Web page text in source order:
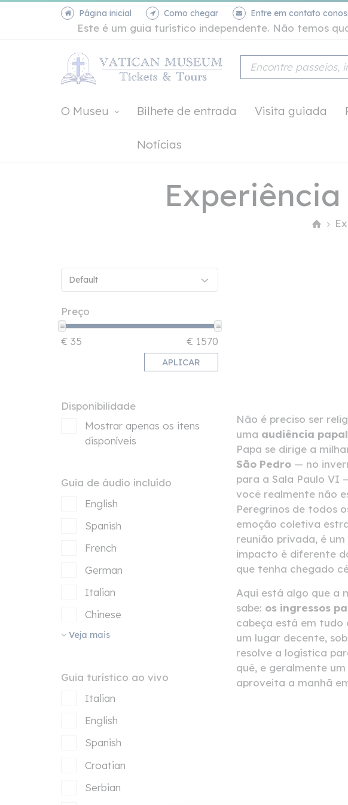
Página inicial Como chegar Entre em contato
Este é um guia turístico independente. Não temos
O Museu Bilhete de entrada Visita guiada
Notícias
Default
Preço
APLICAR
Disponibilidade
Mostrar apenas os itens
disponíveis
Guia de áudio incluído
English
Spanish
French
German
Italian
Chinese
Veja mais
Guia turístico ao vivo
Italian
English
Spanish
Croatian
Serbian
Não é preciso ser
uma audiência papal
Papa se dirige a
São Pedro— no
para a Sala Paulo VI
você realmente não
Peregrinos de todos
emoção coletiva
reunião privada, é
impacto é diferente
que tenha chegado
Aqui está algo que a
sabe: os ingressos
cabeça está em tudo
um lugar decente,
resolve a logística
quê, e geralmente um
aproveita a manhã